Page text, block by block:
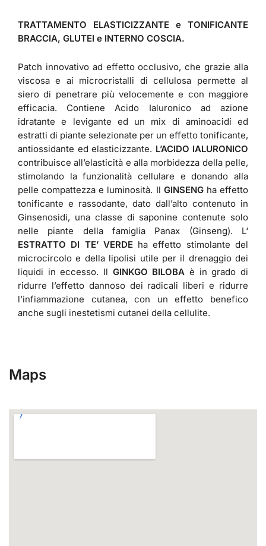
TRATTAMENTO ELASTICIZZANTE e TONIFICANTE
BRACCIA, GLUTEI e INTERNO COSCIA.
Patch innovativo ad effetto occlusivo, che grazie alla
viscosa e ai microcristalli di cellulosa permette al
siero di penetrare più velocemente e con maggiore
efficacia. Contiene Acido Ialuronico ad azione
idratante e levigante ed un mix di aminoacidi ed
estratti di piante selezionate per un effetto tonificante,
antiossidante ed elasticizzante. L’ACIDO IALURONICO
contribuisce all’elasticità e alla morbidezza della pelle,
stimolando la funzionalità cellulare e donando alla
pelle compattezza e luminosità. Il GINSENGha effetto
tonificante e rassodante, dato dall’alto contenuto in
Ginsenosidi, una classe di saponine contenute solo
nelle piante della famiglia Panax (Ginseng). L‘
ESTRATTO DI TE’ VERDEha effetto stimolante del
microcircolo e della lipolisi utile per il drenaggio dei
liquidi in eccesso. Il GINKGO BILOBA è in grado di
ridurre l’effetto dannoso dei radicali liberi e ridurre
l’infiammazione cutanea, con un effetto benefico
anche sugli inestetismi cutanei della cellulite.
Maps